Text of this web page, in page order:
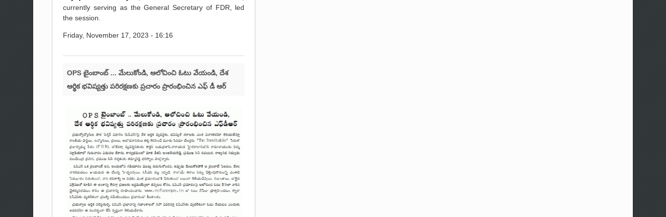
currently serving as the General Secretary of FDR, led
the session.
Friday, November 17, 2023 - 16:16
OPS టైంబాంబ్ ... మేలుకోండి, ఆలోచించి ఓటు వేయండి, దేశ
ఆర్థిక భవిష్యత్తు పరిరక్షణకు ప్రచారం ప్రారంభించిన ఎఫ్ డీ ఆర్